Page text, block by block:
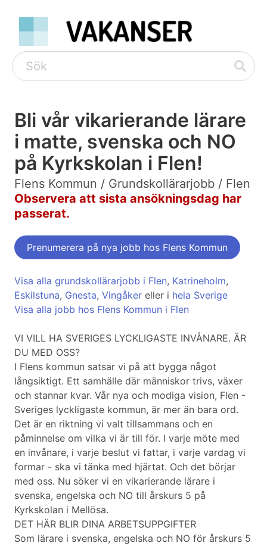
Bli vår vikarierande lärare
i matte, svenska och NO
på Kyrkskolan i Flen!
Flens Kommun / Grundskollärarjobb / Flen
Observera att sista ansökningsdag har
passerat.
Prenumerera på nya jobb hos Flens Kommun
Visa alla grundskollärarjobb i Flen, Katrineholm,
Eskilstuna, Gnesta, Vingåker eller i hela Sverige
Visa alla jobb hos Flens Kommun i Flen
VI VILL HA SVERIGES LYCKLIGASTE INVÅNARE. ÄR
DU MED OSS?
I Flens kommun satsar vi på att bygga något
långsiktigt. Ett samhälle där människor trivs, växer
och stannar kvar. Vår nya och modiga vision, Flen -
Sveriges lyckligaste kommun, är mer än bara ord.
Det är en riktning vi valt tillsammans och en
påminnelse om vilka vi är till för. I varje möte med
en invånare, i varje beslut vi fattar, i varje vardag vi
formar - ska vi tänka med hjärtat. Och det börjar
med oss. Nu söker vi en vikarierande lärare i
svenska, engelska och NO till årskurs 5 på
Kyrkskolan i Mellösa.
DET HÄR BLIR DINA ARBETSUPPGIFTER
Som lärare i svenska, engelska och NO för årskurs 5